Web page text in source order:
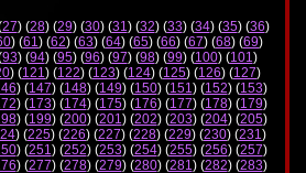
27) (28) (29) (30) (31) (32) (33) (34) (35) (36)
) (61) (62) (63) (64) (65) (66) (67) (68) (69)
93) (94) (95) (96) (97) (98) (99) (100) (101)
) (121) (122) (123) (124) (125) (126) (127)
) (147) (148) (149) (150) (151) (152) (153)
) (173) (174) (175) (176) (177) (178) (179)
) (199) (200) (201) (202) (203) (204) (205)
) (225) (226) (227) (228) (229) (230) (231)
) (251) (252) (253) (254) (255) (256) (257)
) (277) (278) (279) (280) (281) (282) (283)